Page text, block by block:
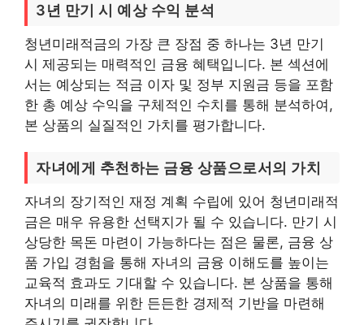
3년 만기 시 예상 수익 분석
청년미래적금의 가장 큰 장점 중 하나는 3년 만기
시 제공되는 매력적인 금융 혜택입니다. 본 섹션에
서는 예상되는 적금 이자 및 정부 지원금 등을 포함
한 총 예상 수익을 구체적인 수치를 통해 분석하여,
본 상품의 실질적인 가치를 평가합니다.
자녀에게 추천하는 금융 상품으로서의 가치
자녀의 장기적인 재정 계획 수립에 있어 청년미래적
금은 매우 유용한 선택지가 될 수 있습니다. 만기 시
상당한 목돈 마련이 가능하다는 점은 물론, 금융 상
품 가입 경험을 통해 자녀의 금융 이해도를 높이는
교육적 효과도 기대할 수 있습니다. 본 상품을 통해
자녀의 미래를 위한 든든한 경제적 기반을 마련해